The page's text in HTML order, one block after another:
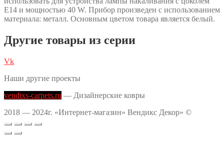
E14 и мощностью 40 W. Прибор произведен с использованием
материала: металл. Основным цветом товара является белый.
Другие товары из серии
Vk
Наши другие проекты
vendixs-carpets.ru — Дизайнерские ковры
2018 — 2024г. «Интернет-магазин» Вендикс Декор» ©